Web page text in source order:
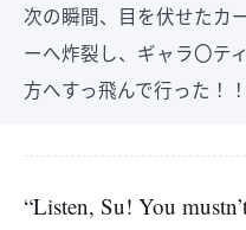
次の瞬間、目を伏せたカ
ーへ炸裂し、ギャラ〇テ
方へすっ飛んで行った！！
“Listen, Su! You